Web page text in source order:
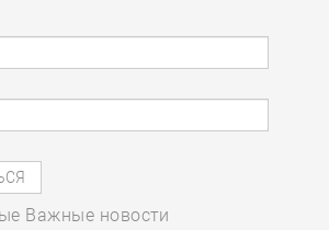
Важные новости